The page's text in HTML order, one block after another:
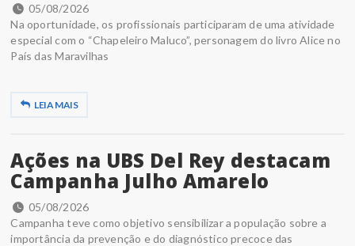
05/08/2026
Na oportunidade, os profissionais participaram de uma atividade
especial com o “Chapeleiro Maluco”, personagem do livro Alice no
País das Maravilhas
LEIA MAIS
Ações na UBS Del Rey destacam
Campanha Julho Amarelo
05/08/2026
Campanha teve como objetivo sensibilizar a população sobre a
importância da prevenção e do diagnóstico precoce das